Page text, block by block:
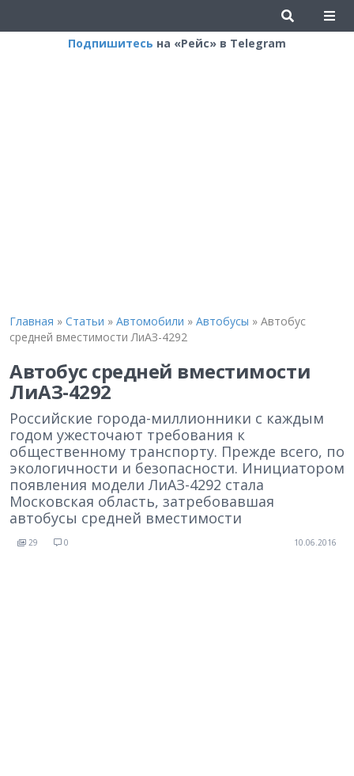
Подпишитесь на «Рейс» в Telegram
Главная » Статьи » Автомобили » Автобусы » Автобус
средней вместимости ЛиАЗ-4292
Автобус средней вместимости
ЛиАЗ-4292
Российские города-миллионники с каждым
годом ужесточают требования к
общественному транспорту. Прежде всего, по
экологичности и безопасности. Инициатором
появления модели ЛиАЗ-4292 стала
Московская область, затребовавшая
автобусы средней вместимости
29 0 10.06.2016